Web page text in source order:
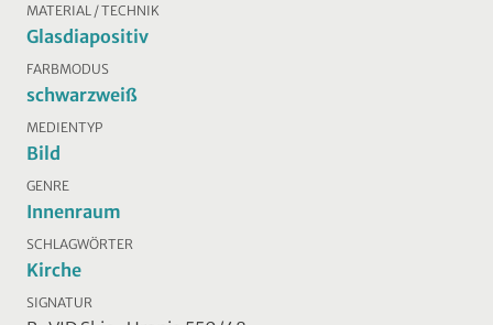
MATERIAL / TECHNIK
Glasdiapositiv
FARBMODUS
schwarzweiß
MEDIENTYP
Bild
GENRE
Innenraum
SCHLAGWÖRTER
Kirche
SIGNATUR